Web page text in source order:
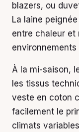
blazers, ou
La laine
entre chaleur et
À la mi-saison,
les tissus
veste en coton
facilement le
climats